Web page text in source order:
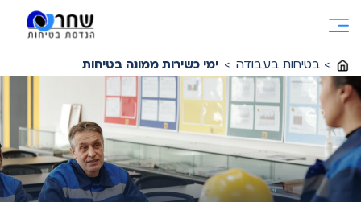
> בטיחות בעבודה > ימי כשירות ממונה בטיחות